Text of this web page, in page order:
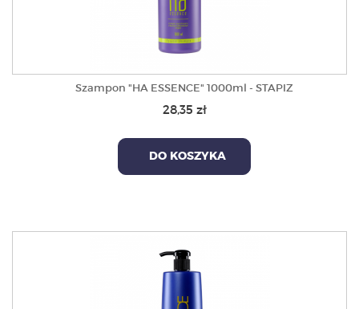
Szampon "HA ESSENCE" 1000ml - STAPIZ
28,35 zł
DO KOSZYKA